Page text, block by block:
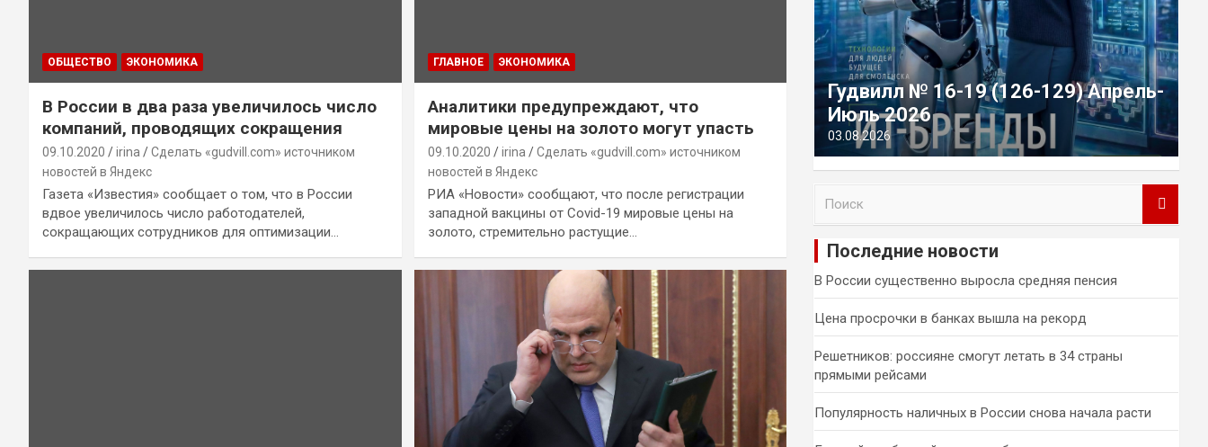
ОБЩЕСТВО ЭКОНОМИКА
В России в два раза увеличилось число
компаний, проводящих сокращения
09.10.2020 irina
Сделать «gudvill.com» источником
новостей в Яндекс
Газета «Известия» сообщает о том, что в России
вдвое увеличилось число работодателей,
сокращающих сотрудников для оптимизации…
ГЛАВНОЕ ЭКОНОМИКА
Аналитики предупреждают, что
мировые цены на золото могут упасть
09.10.2020 irina
Сделать «gudvill.com» источником
новостей в Яндекс
РИА «Новости» сообщают, что после регистрации
западной вакцины от Covid-19 мировые цены на
золото, стремительно растущие…
Гудвилл № 16-19 (126-129) Апрель-
Июль 2026
03.08.2026
и
Последние новости
В России существенно выросла средняя пенсия
Цена просрочки в банках вышла на рекорд
Решетников: россияне смогут летать в 34 страны
прямыми рейсами
Популярность наличных в России снова начала расти